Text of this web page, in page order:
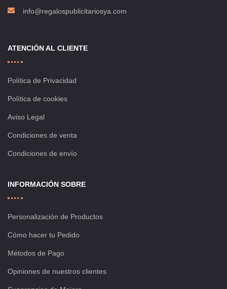
info@regalospublicitariosya.com
ATENCIÓN AL CLIENTE
Política de Privacidad
Política de cookies
Aviso Legal
Condiciones de venta
Condiciones de envío
INFORMACIÓN SOBRE
Personalización de Productos
Cómo hacer tu Pedido
Métodos de Pago
Opiniones de nuestros clientes